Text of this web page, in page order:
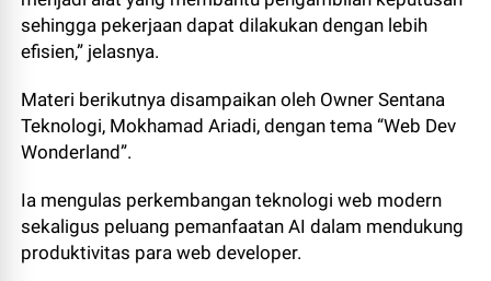
sehingga pekerjaan dapat dilakukan dengan lebih
efisien,” jelasnya.
Materi berikutnya disampaikan oleh Owner Sentana
Teknologi, Mokhamad Ariadi, dengan tema “Web Dev
Wonderland”.
Ia mengulas perkembangan teknologi web modern
sekaligus peluang pemanfaatan AI dalam mendukung
produktivitas para web developer.